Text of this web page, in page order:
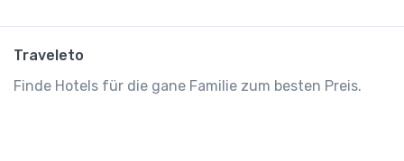
Traveleto
Finde Hotels für die gane Familie zum besten Preis.